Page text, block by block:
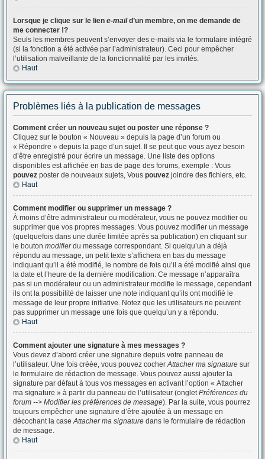
Lorsque je clique sur le lien e-maild’un membre, on me demande de
me connecter !?
Seuls les membres peuvent s’envoyer des e-mails via le formulaire intégré
(si la fonction a été activée par l’administrateur). Ceci pour empêcher
l’utilisation malveillante de la fonctionnalité par les invités.
Haut
Problèmes liés à la publication de messages
Comment créer un nouveau sujet ou poster une réponse ?
Cliquez sur le bouton « Nouveau » depuis la page d’un forum ou
« Répondre » depuis la page d’un sujet. Il se peut que vous ayez besoin
d’être enregistré pour écrire un message. Une liste des options
disponibles est affichée en bas de page des forums, exemple : Vous
pouvez poster de nouveaux sujets, Vous pouvez joindre des fichiers, etc.
Haut
Comment modifier ou supprimer un message ?
À moins d’être administrateur ou modérateur, vous ne pouvez modifier ou
supprimer que vos propres messages. Vous pouvez modifier un message
(quelquefois dans une durée limitée après sa publication) en cliquant sur
le bouton modifierdu message correspondant. Si quelqu’un a déjà
répondu au message, un petit texte s’affichera en bas du message
indiquant qu’il a été modifié, le nombre de fois qu’il a été modifié ainsi que
la date et l’heure de la dernière modification. Ce message n’apparaîtra
pas si un modérateur ou un administrateur modifie le message, cependant
ils ont la possibilité de laisser une note indiquant qu’ils ont modifié le
message de leur propre initiative. Notez que les utilisateurs ne peuvent
pas supprimer un message une fois que quelqu’un y a répondu.
Haut
Comment ajouter une signature à mes messages ?
Vous devez d’abord créer une signature depuis votre panneau de
l’utilisateur. Une fois créée, vous pouvez cocherAttacher ma signature sur
le formulaire de rédaction de message. Vous pouvez aussi ajouter la
signature par défaut à tous vos messages en activant l’option « Attacher
ma signature » à partir du panneau de l’utilisateur (ongletPréférences du
forum --> Modifier les préférences de message). Par la suite, vous pourrez
toujours empêcher une signature d’être ajoutée à un message en
décochant la caseAttacher ma signature dans le formulaire de rédaction
de message.
Haut